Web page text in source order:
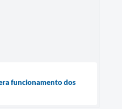
funcionamento dos